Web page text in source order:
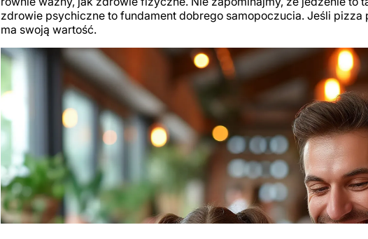
zdrowie psychiczne to fundament dobrego samopoczucia. Jeśli
ma swoją wartość.